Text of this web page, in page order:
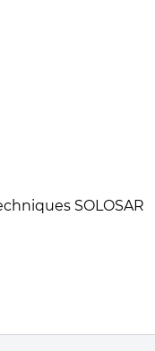
SOLOSAR